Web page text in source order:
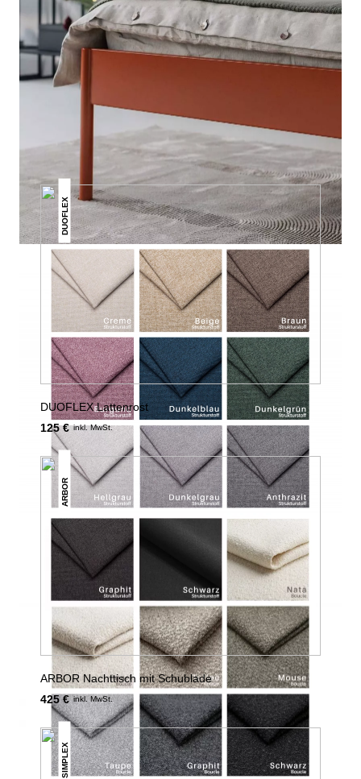
DAS KÖNNTE DIR AUCH
GEFALLEN
DUOFLEX
DUOFLEX Lattenrost
125 € inkl. MwSt.
ARBOR
ARBOR Nachttisch mit Schublade
425 € inkl. MwSt.
SIMPLEX